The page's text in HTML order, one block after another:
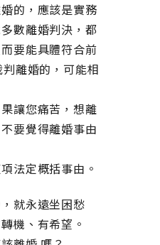
的，應該是實務
數離婚判決，都
要能具體符合前
離婚的，可能相
讓您痛苦，想離
要覺得離婚事由
法定概括事由。
就永遠坐困愁
機、有希望。